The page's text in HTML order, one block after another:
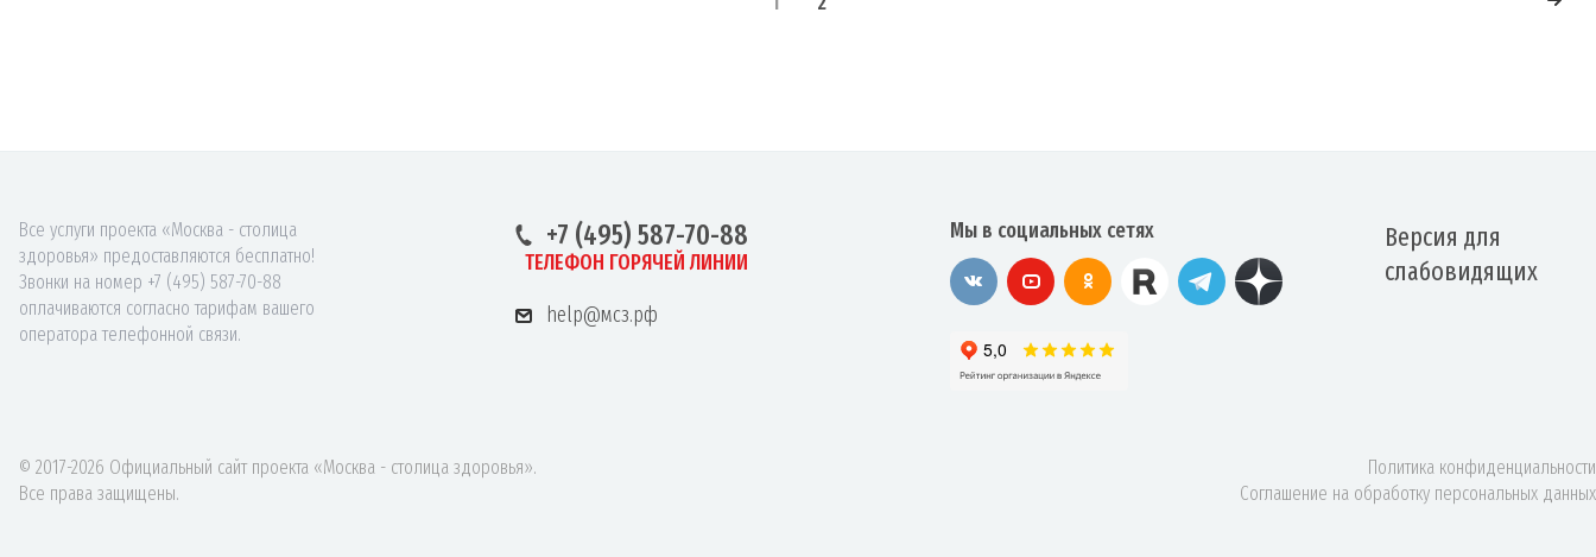
Все услуги проекта «Москва - столица
здоровья» предоставляются бесплатно!
Звонки на номер +7 (495) 587-70-88
оплачиваются согласно тарифам вашего
оператора телефонной связи.
+7 (495) 587-70-88
ТЕЛЕФОН ГОРЯЧЕЙ ЛИНИИ
help@мсз.рф
Мы в социальных сетях
Версия для
слабовидящих
© 2017-2026 Официальный сайт проекта «Москва - столица здоровья».
Все права защищены.
Политика конфиденциальности
Соглашение на обработку персональных данных